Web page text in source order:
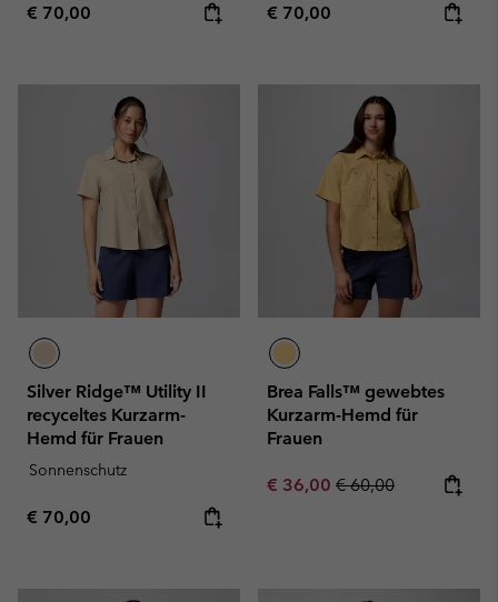
Regular price:
€ 70,00 Regular price:
€ 70,00
Silver Ridge™ Utility II
recyceltes Kurzarm-
Hemd für Frauen
Sonnenschutz
Regular price:
€ 70,00
Brea Falls™ gewebtes
Kurzarm-Hemd für
Frauen
Sale price:
€ 36,00 Regular price:
€ 60,00